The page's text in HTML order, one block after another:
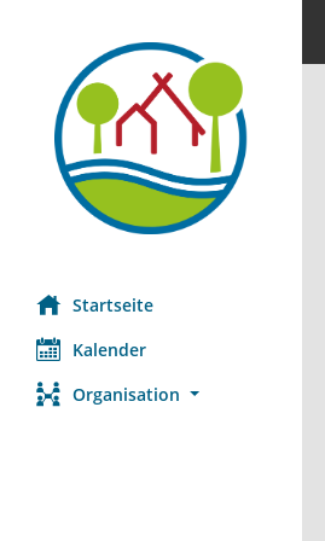
Startseite
Kalender
Organisation